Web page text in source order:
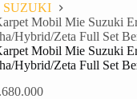
SUZUKI
Mobil Mie Suzuki
Hybrid/Zeta Full Set
Mobil Mie Suzuki
Hybrid/Zeta Full Set